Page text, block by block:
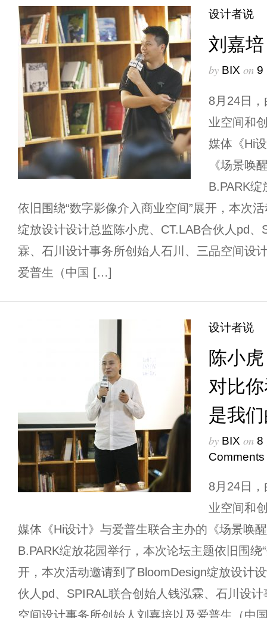
设计者说
刘嘉
by BIX on 9
8月24日
业空间和
媒体《Hi
《场景唤
B.PARK
依旧围绕“数字影像介入商业空间”展开，本次
绽放设计设计总监陈小虎、CT.LAB合伙人pd、
霖、石川设计事务所创始人石川、三品空间设
爱普生（中国 […]
设计者说
陈小
对比
是我
by BIX on 8
Comments
8月24日
业空间和
媒体《Hi设计》与爱普生联合主办的《场景唤
B.PARK绽放花园举行，本次论坛主题依旧围绕
开，本次活动邀请到了BloomDesign绽放设计
伙人pd、SPIRAL联合创始人钱泓霖、石川设
空间设计事务所创始人刘嘉培以及爱普生（中